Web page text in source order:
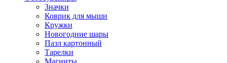
Значки
Коврик для мыши
Кружки
Новогодние шары
Пазл картонный
Тарелки
Магниты